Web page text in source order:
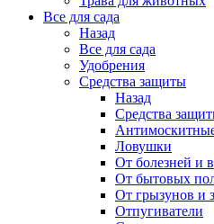
Все для сада
Назад
Все для сада
Удобрения
Средства защиты
Назад
Средства
Ловушки
От болезней и
От бытовых
От грызунов и
Отпугиватели